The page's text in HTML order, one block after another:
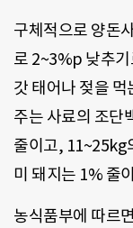
구체적으로 양돈
로 2~3%p 낮추
갓 태어나 젖을
주는 사료의 조단
줄이고, 11~25kg
미 돼지는 1% 줄
농식품부에 따르